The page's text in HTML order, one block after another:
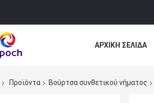
ΑΡΧΙΚΉ ΣΕΛΊΔΑ
Προϊόντα Βούρτσα συνθετικού νήματος